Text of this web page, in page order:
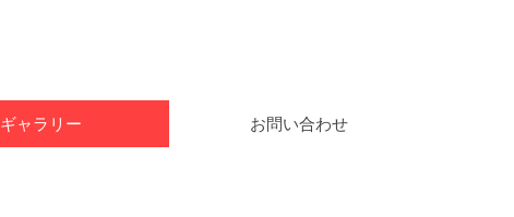
ギャラリー お問い合わせ